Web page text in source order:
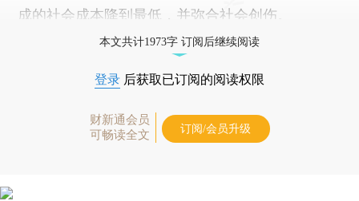
成的社会成本降到最低，并弥合社会创伤。
本文共计1973字 订阅后继续阅读
登录 后获取已订阅的阅读权限
财新通会员
可畅读全文
订阅/会员升级